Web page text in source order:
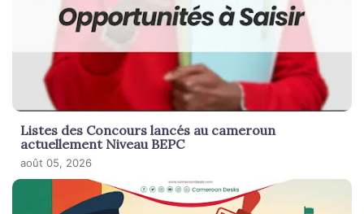
Listes des Concours lancés au cameroun
actuellement Niveau BEPC
août 05, 2026